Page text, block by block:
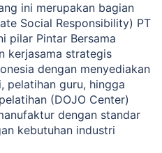
ini merupakan bagian
Social Responsibility) PT
pilar Pintar Bersama
kerjasama strategis
dengan menyediakan
pelatihan guru, hingga
(DOJO Center)
dengan standar
kebutuhan industri